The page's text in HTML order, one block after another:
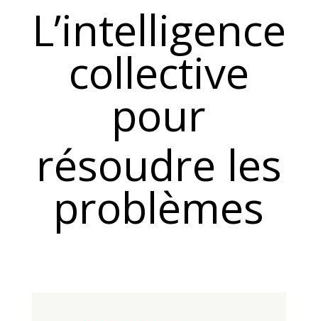
L’intelligence
collective
pour
résoudre les
problèmes